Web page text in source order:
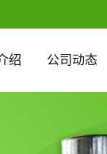
绍 公司动态